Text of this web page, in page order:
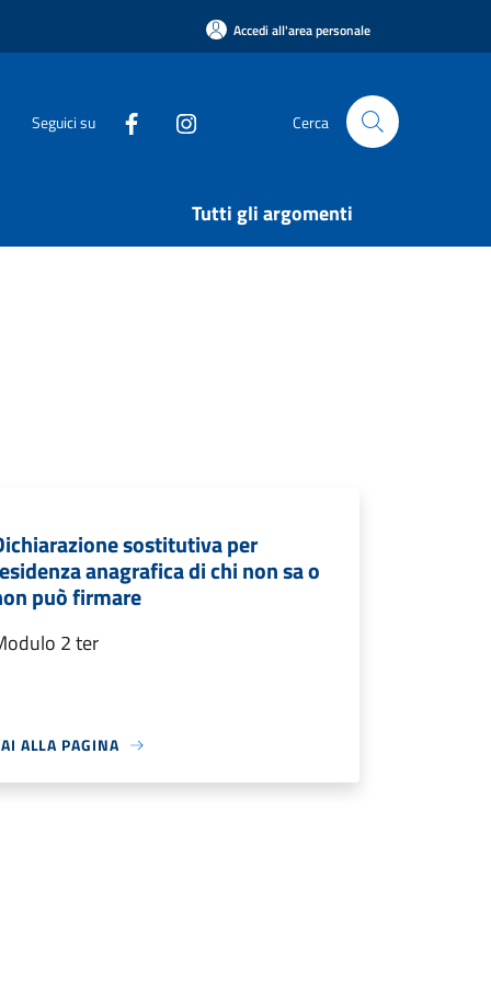
Accedi all'area personale
Seguici su Cerca
Tutti gli argomenti
sostitutiva per
anagrafica di chi non sa o
può firmare
2 ter
ALLA PAGINA